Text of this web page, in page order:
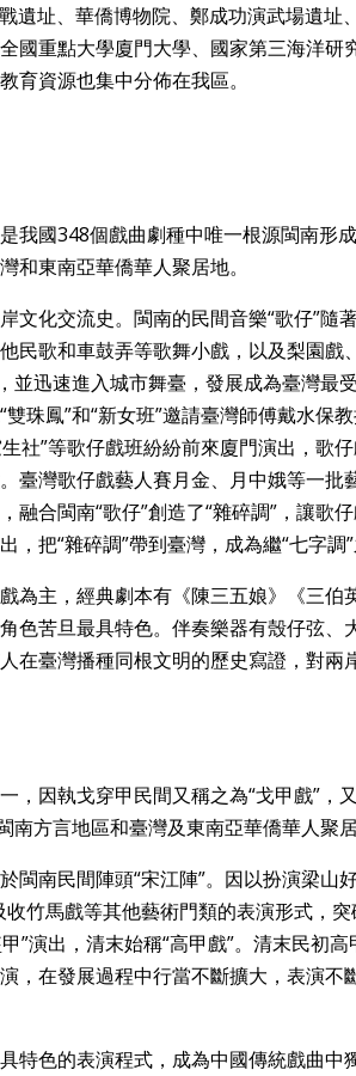
遺址、華僑博物院、鄭成功演武場遺
國重點大學廈門大學、國家第三海洋
育資源也集中分佈在我區。
我國348個戲曲劇種中唯一根源閩南形
和東南亞華僑華人聚居地。
文化交流史。閩南的民間音樂“歌仔”隨
民歌和車鼓弄等歌舞小戲，以及梨園
並迅速進入城市舞臺，發展成為臺灣最
珠鳳”和“新女班”邀請臺灣師傅戴水保
社”等歌仔戲班紛紛前來廈門演出，歌
臺灣歌仔戲藝人賽月金、月中娥等一
融合閩南“歌仔”創造了“雜碎調”，讓歌
，把“雜碎調”帶到臺灣，成為繼“七字調
為主，經典劇本有《陳三五娘》《三
色苦旦最具特色。伴奏樂器有殼仔弦、
在臺灣播種同根文明的歷史寫證，對
，因執戈穿甲民間又稱之為“戈甲戲”，
南方言地區和臺灣及東南亞華僑華人聚
閩南民間陣頭“宋江陣”。因以扮演梁山
竹馬戲等其他藝術門類的表演形式，
”演出，清末始稱“高甲戲”。清末民初
，在發展過程中行當不斷擴大，表演
特色的表演程式，成為中國傳統戲曲中